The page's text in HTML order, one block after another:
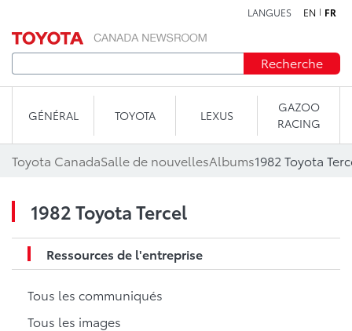
LANGUES EN FR
Recherche
GÉNÉRAL TOYOTA LEXUS
GAZOO
RACING
Toyota CanadaSalle de nouvellesAlbums1982 Toyota
1982 Toyota Tercel
Ressources de l'entreprise
Tous les communiqués
Tous les images